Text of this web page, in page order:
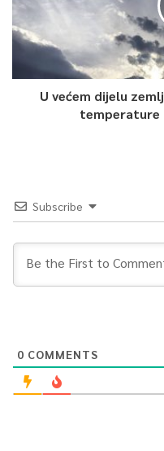
U većem dijelu
temperature
Subscribe
0 COMMENTS